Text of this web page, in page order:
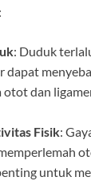
: Duduk
dapat
otot dan
Fisik:
untuk